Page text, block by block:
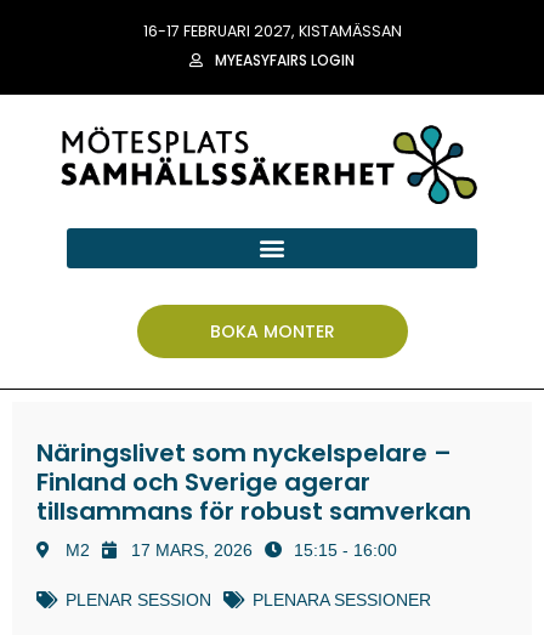
16-17 FEBRUARI 2027, KISTAMÄSSAN
MYEASYFAIRS LOGIN
BOKA MONTER
Näringslivet som nyckelspelare –
Finland och Sverige agerar
tillsammans för robust samverkan
M2 17 MARS, 2026 15:15 - 16:00
PLENAR SESSION PLENARA SESSIONER